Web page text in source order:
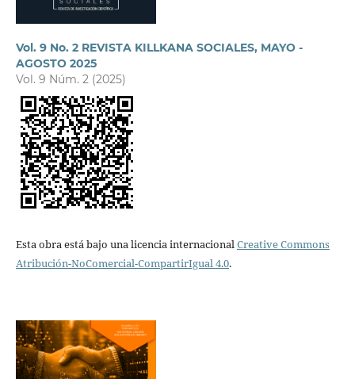
Vol. 9 No. 2 REVISTA KILLKANA SOCIALES, MAYO -
AGOSTO 2025
Vol. 9 Núm. 2 (2025)
Esta obra está bajo una licencia internacionalCreative Commons
Atribución-NoComercial-CompartirIgual 4.0.